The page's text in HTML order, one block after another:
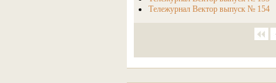
Тележурнал Вектор выпуск № 154